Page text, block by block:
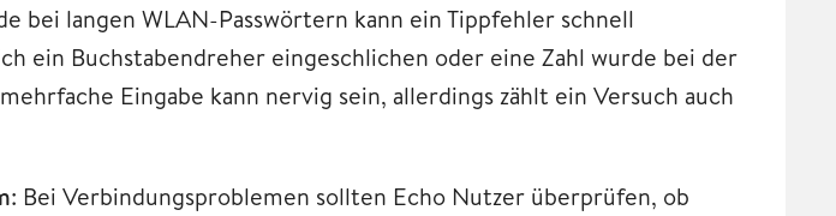
bei langen WLAN-Passwörtern kann ein Tippfehler schnell
ein Buchstabendreher eingeschlichen oder eine Zahl wurde bei der
Eingabe kann nervig sein, allerdings zählt ein Versuch auch
: Bei Verbindungsproblemen sollten Echo Nutzer überprüfen, ob